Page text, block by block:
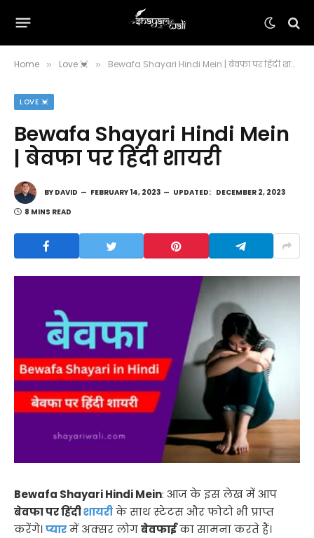
Home » Love 💓 » Bewafa Shayari Hindi Mein | बेवफा पर हिंदी शायरी
LOVE 💓
Bewafa Shayari Hindi Mein
| बेवफा पर हिंदी शायरी
BY DAVID FEBRUARY 14, 2023 UPDATED: DECEMBER 2, 2023
8 MINS READ
Bewafa Shayari Hindi Mein: आज के इस लेख में आप
बेवफा पर हिंदीशायरीके साथ स्टेटस और फोटो भी प्राप्त
करेंगे।प्यारमें अक्सर लोगबेवफाईका सामना करते हैं।